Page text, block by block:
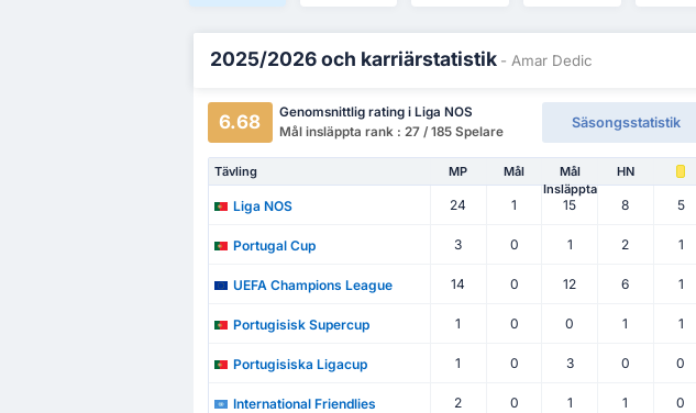
2025/2026 och karriärstatistik - Amar Dedic
6.68
Genomsnittlig rating i Liga NOS
Mål insläppta rank : 27 / 185 Spelare
Säsongsstatistik
Tävling MP Mål
Mål
Insläppta
HN
Liga NOS 24 1 15 8 5
Portugal Cup 3 0 1 2 1
UEFA Champions League 14 0 12 6 1
Portugisisk Supercup 1 0 0 1 1
Portugisiska Ligacup 1 0 3 0 0
International Friendlies 2 0 1 1 0